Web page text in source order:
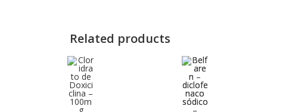
Related products